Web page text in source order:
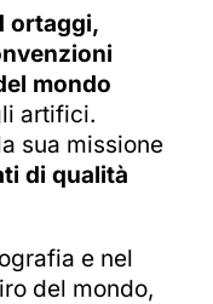
ortaggi,
mondo
artifici.
sua missione
di qualità
e nel
del mondo,